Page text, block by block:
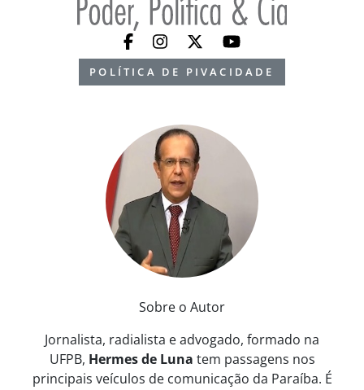
POLÍTICA DE PIVACIDADE
Sobre o Autor
Jornalista, radialista e advogado, formado na
UFPB, Hermes de Luna tem passagens nos
principais veículos de comunicação da Paraíba. É